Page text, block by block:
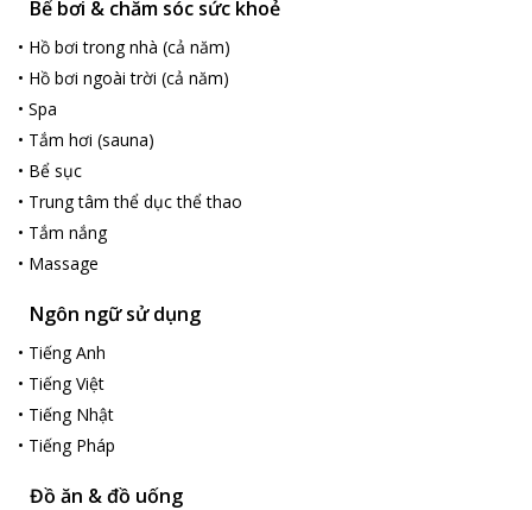
Bể bơi & chăm sóc sức khoẻ
• Hồ bơi trong nhà (cả năm)
• Hồ bơi ngoài trời (cả năm)
• Spa
• Tắm hơi (sauna)
• Bể sục
• Trung tâm thể dục thể thao
• Tắm nắng
• Massage
Ngôn ngữ sử dụng
• Tiếng Anh
• Tiếng Việt
• Tiếng Nhật
• Tiếng Pháp
Đồ ăn & đồ uống